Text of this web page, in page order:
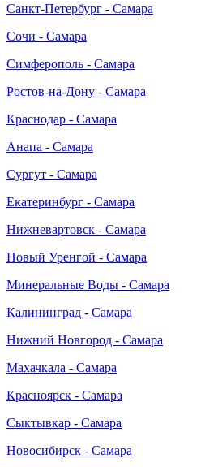
Санкт-Петербург - Самара
Сочи - Самара
Симферополь - Самара
Ростов-на-Дону - Самара
Краснодар - Самара
Анапа - Самара
Сургут - Самара
Екатеринбург - Самара
Нижневартовск - Самара
Новый Уренгой - Самара
Минеральные Воды - Самара
Калининград - Самара
Нижний Новгород - Самара
Махачкала - Самара
Красноярск - Самара
Сыктывкар - Самара
Новосибирск - Самара